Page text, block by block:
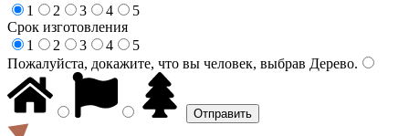
1
2 3 4
5
Срок изготовления
1
2 3 4
5
Пожалуйста, докажите, что вы человек, выбрав Дерево.